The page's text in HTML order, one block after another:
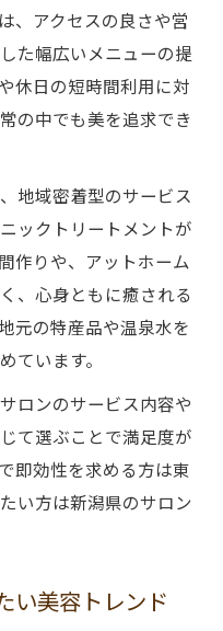
、アクセスの良さや営
た幅広いメニューの提
休日の短時間利用に対
の中でも美を追求でき
地域密着型のサービス
ックトリートメントが
作りや、アットホーム
、心身ともに癒される
元の特産品や温泉水を
ています。
ロンのサービス内容や
て選ぶことで満足度が
即効性を求める方は東
い方は新潟県のサロン
い美容トレンド